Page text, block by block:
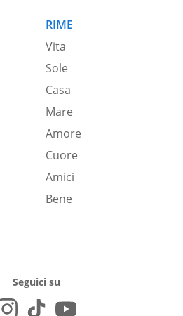
RIME
Vita
Sole
Casa
Mare
Amore
Cuore
Amici
Bene
Seguici su